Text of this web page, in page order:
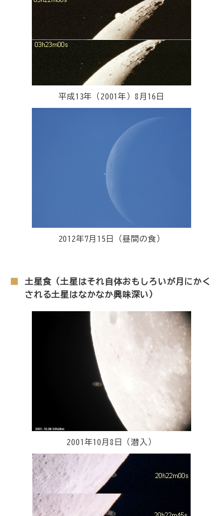
平成13年（2001年）8月16日
2012年7月15日（昼間の食）
土星食（土星はそれ自体おもしろいが月にかく
される土星はなかなか興味深い）
2001年10月8日（潜入）